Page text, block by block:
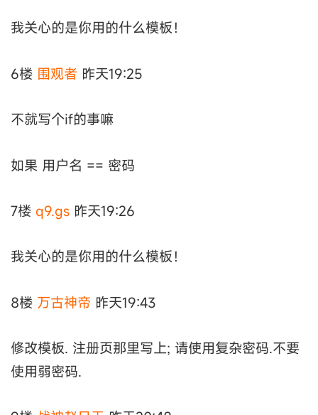
我关心的是你用的什么模板！
6楼 围观者 昨天19:25
不就写个if的事嘛
如果 用户名 == 密码
7楼 q9.gs 昨天19:26
我关心的是你用的什么模板！
8楼 万古神帝 昨天19:43
修改模板. 注册页那里写上; 请使用复杂密码.不要
使用弱密码.